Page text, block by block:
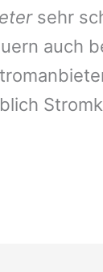
sehr
auch